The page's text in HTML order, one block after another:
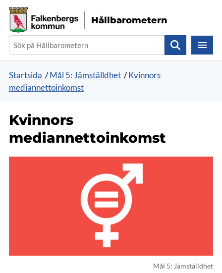
Gå direkt till sidans innehåll
Hållbarometern
Sök
Startsida /Mål 5: Jämställdhet /Kvinnors
mediannettoinkomst
Kvinnors
mediannettoinkomst
Mål 5: Jämställdhet